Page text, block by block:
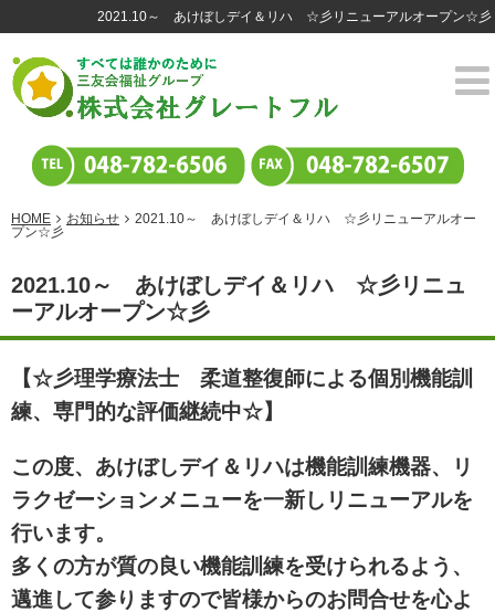
2021.10～ あけぼしデイ＆リハ ☆彡リニューアルオープン☆彡
HOME お知らせ
2021.10～ あけぼしデイ＆リハ ☆彡リニューアルオー
プン☆彡
2021.10～ あけぼしデイ＆リハ ☆彡リニュ
ーアルオープン☆彡
【☆彡理学療法士 柔道整復師による個別機能訓
練、専門的な評価継続中☆】
この度、あけぼしデイ＆リハは機能訓練機器、リ
ラクゼーションメニューを一新しリニューアルを
行います。
多くの方が質の良い機能訓練を受けられるよう、
邁進して参りますので皆様からのお問合せを心よ